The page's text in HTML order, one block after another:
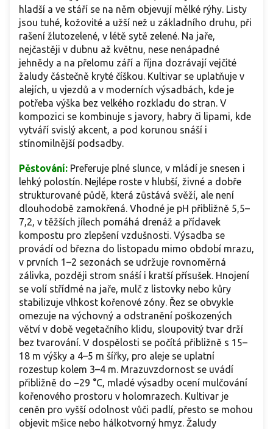
hladší a ve stáří se na něm objevují mělké rýhy. Listy
jsou tuhé, kožovité a užší než u základního druhu, při
rašení žlutozelené, v létě sytě zelené. Na jaře,
nejčastěji v dubnu až květnu, nese nenápadné
jehnědy a na přelomu září a října dozrávají vejčité
žaludy částečně kryté číškou. Kultivar se uplatňuje v
alejích, u vjezdů a v moderních výsadbách, kde je
potřeba výška bez velkého rozkladu do stran. V
kompozici se kombinuje s javory, habry či lipami, kde
vytváří svislý akcent, a pod korunou snáší i
stínomilnější podsadby.
Pěstování: Preferuje plné slunce, v mládí je snesen i
lehký polostín. Nejlépe roste v hlubší, živné a dobře
strukturované půdě, která zůstává svěží, ale není
dlouhodobě zamokřená. Vhodné je pH přibližně 5,5–
7,2, v těžších jílech pomáhá drenáž a přídavek
kompostu pro zlepšení vzdušnosti. Výsadba se
provádí od března do listopadu mimo období mrazu,
v prvních 1–2 sezonách se udržuje rovnoměrná
zálivka, později strom snáší i kratší přísušek. Hnojení
se volí střídmé na jaře, mulč z listovky nebo kůry
stabilizuje vlhkost kořenové zóny. Řez se obvykle
omezuje na výchovný a odstranění poškozených
větví v době vegetačního klidu, sloupovitý tvar drží
bez tvarování. V dospělosti se počítá přibližně s 15–
18 m výšky a 4–5 m šířky, pro aleje se uplatní
rozestup kolem 3–4 m. Mrazuvzdornost se uvádí
přibližně do −29 °C, mladé výsadby ocení mulčování
kořenového prostoru v holomrazech. Kultivar je
ceněn pro vyšší odolnost vůči padlí, přesto se mohou
objevit mšice nebo hálkotvorný hmyz. Žaludy